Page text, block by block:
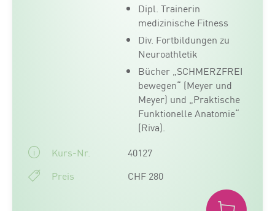
Dipl. Trainerin
medizinische Fitness
Div. Fortbildungen zu
Neuroathletik
Bücher „SCHMERZFREI
bewegen“ (Meyer und
Meyer) und „Praktische
Funktionelle Anatomie“
(Riva).
Kurs-Nr.
40127
Preis
CHF 280